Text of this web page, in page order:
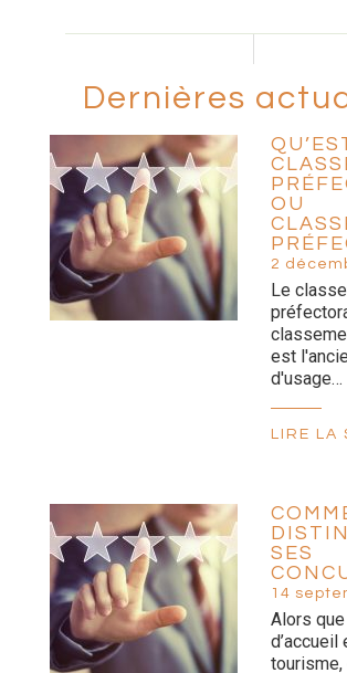
Dernières
OU
2
Le
est
d'usage…
LIRE LA
SES
14
Alors
d’accueil